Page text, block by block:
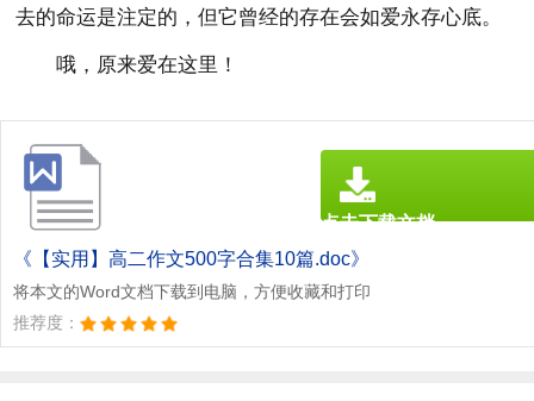
去的命运是注定的，但它曾经的存在会如爱永存心底。
哦，原来爱在这里！
《【实用】高二作文500字合集10篇.doc》
将本文的Word文档下载到电脑，方便收藏和打印
推荐度：
点击下载文档
文档为doc格式